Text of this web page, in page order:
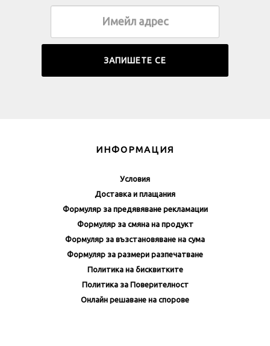
ИНФОРМАЦИЯ
Условия
Доставка и плащания
Формуляр за предявяване рекламации
Формуляр за смяна на продукт
Формуляр за възстановяване на сума
Формуляр за размери разпечатване
Политика на бисквитките
Политика за Поверителност
Онлайн решаване на спорове